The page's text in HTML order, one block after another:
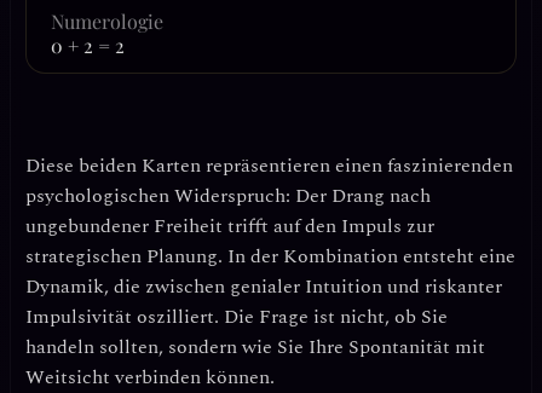
Numerologie
0 + 2 = 2
Diese beiden Karten repräsentieren einen faszinierenden
psychologischen Widerspruch: Der Drang nach
ungebundener Freiheit trifft auf den Impuls zur
strategischen Planung. In der Kombination entsteht eine
Dynamik, die zwischen genialer Intuition und riskanter
Impulsivität oszilliert. Die Frage ist nicht, ob Sie
handeln sollten, sondern wie Sie Ihre Spontanität mit
Weitsicht verbinden können.